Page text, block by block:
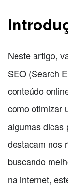
Neste artigo,
SEO (Search
conteúdo
como otimizar
algumas dicas
destacam nos
buscando
na internet,